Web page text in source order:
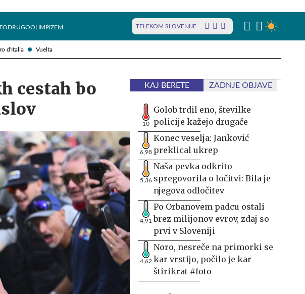
d'Italia Vuelta
DRUGOOLIMPIZEM TELEKOM SLOVENIJE
cestah bo
KAJ BERETE ZADNJE OBJAVE
10
Golob trdil eno, številke
policije kažejo drugače
6,98
Konec veselja: Janković
preklical ukrep
5,36
Naša pevka odkrito
spregovorila o ločitvi: Bila je
njegova odločitev
4,91
Po Orbanovem padcu ostali
brez milijonov evrov, zdaj so
prvi v Sloveniji
4,62
Noro, nesreče na primorki se
kar vrstijo, počilo je kar
štirikrat #foto